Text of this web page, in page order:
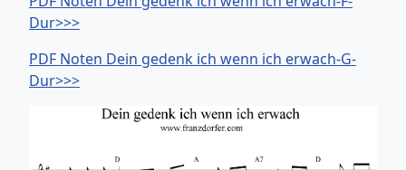
Dur>>>
PDF Noten Dein gedenk ich wenn ich erwach-G-
Dur>>>